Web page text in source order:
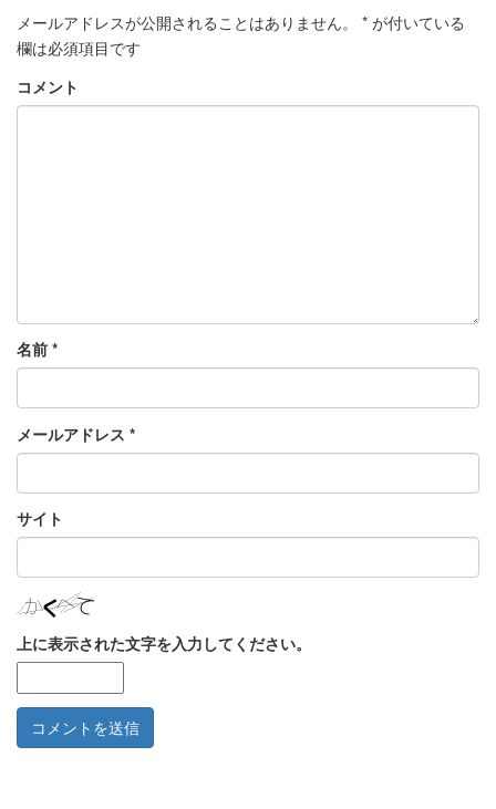
メールアドレスが公開されることはありません。 * が付いている
欄は必須項目です
コメント
名前 *
メールアドレス *
サイト
上に表示された文字を入力してください。